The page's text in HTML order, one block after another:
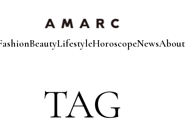
BeautyLifestyleHoroscopeNewsAbout
TAG